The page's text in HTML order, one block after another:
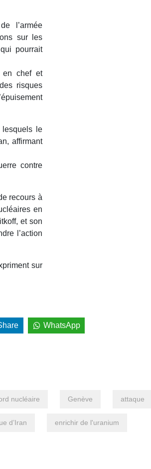
l’armée
sur les
pourrait
en chef et
risques
lesquels le
affirmant
contre
recours à
en
et son
l’action
sur
WhatsApp
nucléaire Genève attaque
d’Iran enrichir de l'uranium